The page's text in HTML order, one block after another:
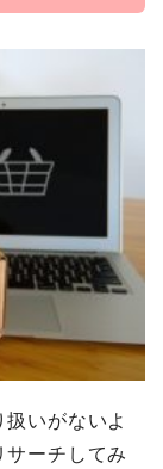
いがないよ
サーチしてみ